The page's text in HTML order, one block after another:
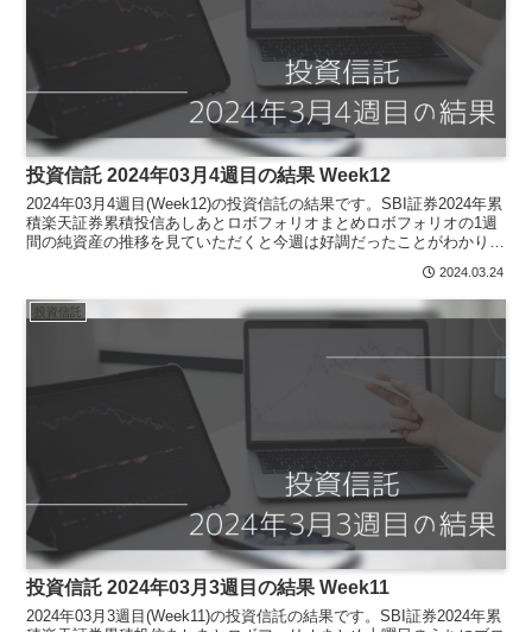
投資信託 2024年03月4週目の結果 Week12
2024年03月4週目(Week12)の投資信託の結果です。SBI証券2024年累
積楽天証券累積投信あしあとロボフォリオまとめロボフォリオの1週
間の純資産の推移を見ていただくと今週は好調だったことがわかりま
2024.03.24
投資信託
投資信託 2024年03月3週目の結果 Week11
2024年03月3週目(Week11)の投資信託の結果です。SBI証券2024年累